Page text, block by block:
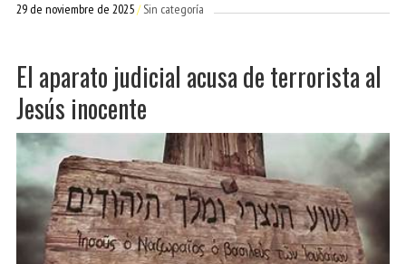
29 de noviembre de 2025 Sin categoría
El aparato judicial acusa de terrorista al
Jesús inocente